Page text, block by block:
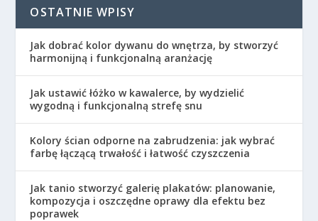
OSTATNIE WPISY
Jak dobrać kolor dywanu do wnętrza, by stworzyć
harmonijną i funkcjonalną aranżację
Jak ustawić łóżko w kawalerce, by wydzielić
wygodną i funkcjonalną strefę snu
Kolory ścian odporne na zabrudzenia: jak wybrać
farbę łączącą trwałość i łatwość czyszczenia
Jak tanio stworzyć galerię plakatów: planowanie,
kompozycja i oszczędne oprawy dla efektu bez
poprawek